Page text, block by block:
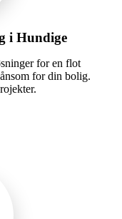
i Hundige
for en flot
for din bolig.